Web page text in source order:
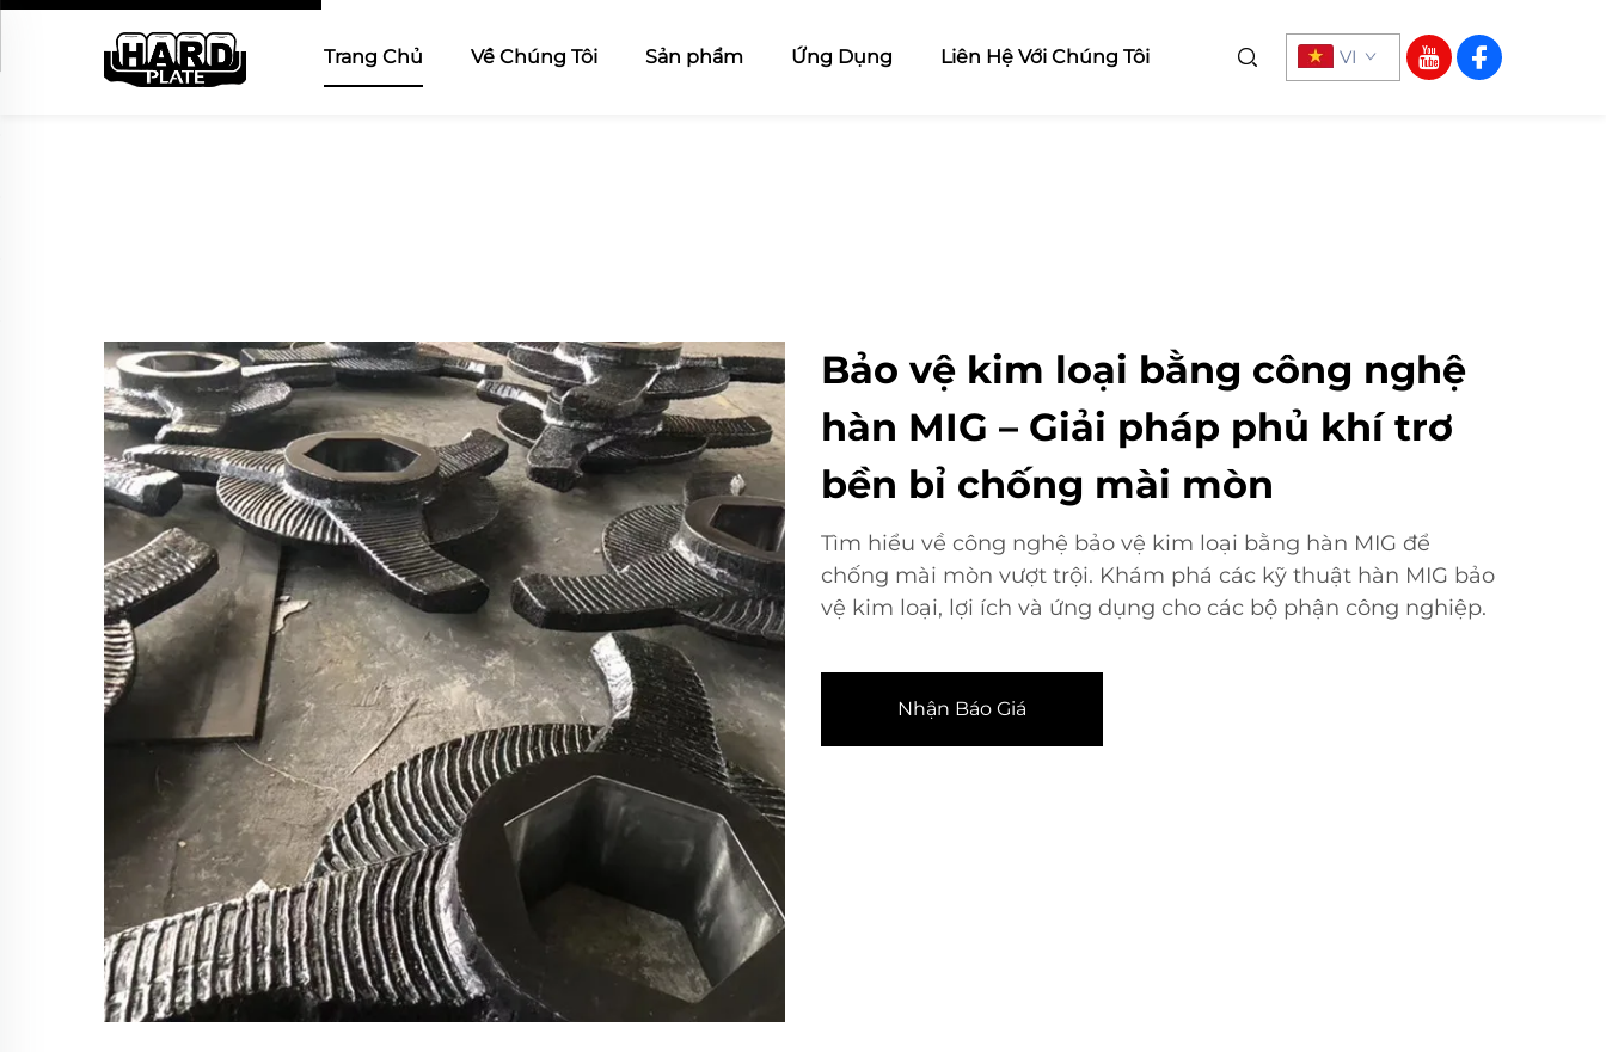
Trang Chủ Về Chúng Tôi Sản phẩm Ứng Dụng Liên Hệ Với Chúng Tôi VI
Bảo vệ kim loại bằng công nghệ
hàn MIG – Giải pháp phủ khí trơ
bền bỉ chống mài mòn
Tìm hiểu về công nghệ bảo vệ kim loại bằng hàn MIG để
chống mài mòn vượt trội. Khám phá các kỹ thuật hàn MIG bảo
vệ kim loại, lợi ích và ứng dụng cho các bộ phận công nghiệp.
Nhận Báo Giá